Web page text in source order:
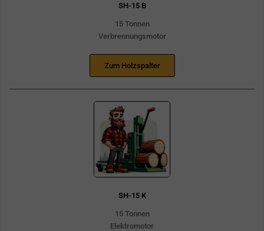
SH-15 B
15 Tonnen
Verbrennungsmotor
Zum Holzspalter
SH-15 K
15 Tonnen
Elektromotor